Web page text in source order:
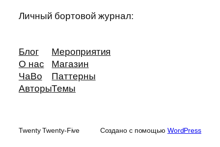
Личный бортовой журнал:
Блог
О нас
ЧаВо
Авторы
Мероприятия
Магазин
Паттерны
Темы
Twenty Twenty-Five Создано с помощью WordPress